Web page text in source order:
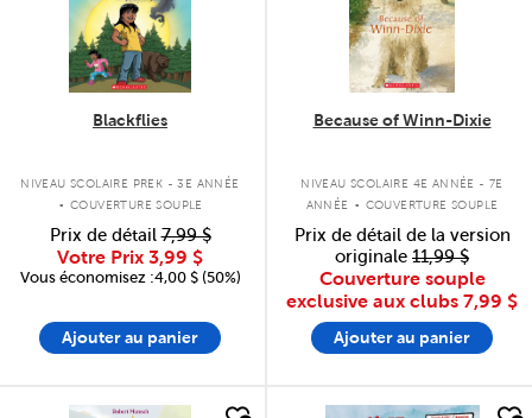
Blackflies
NIVEAU SCOLAIRE PREK - 3E ANNÉE
. COUVERTURE SOUPLE
Prix de détail7,99 $
Votre Prix 3,99 $
Vous économisez :4,00 $ (50%)
Ajouter au panier
Because of Winn-Dixie
NIVEAU SCOLAIRE 4E ANNÉE - 7E
ANNÉE . COUVERTURE SOUPLE
Prix de détail de la version
originale 11,99 $
Couverture souple
exclusive aux clubs 7,99 $
Ajouter au panier
quick look quick look